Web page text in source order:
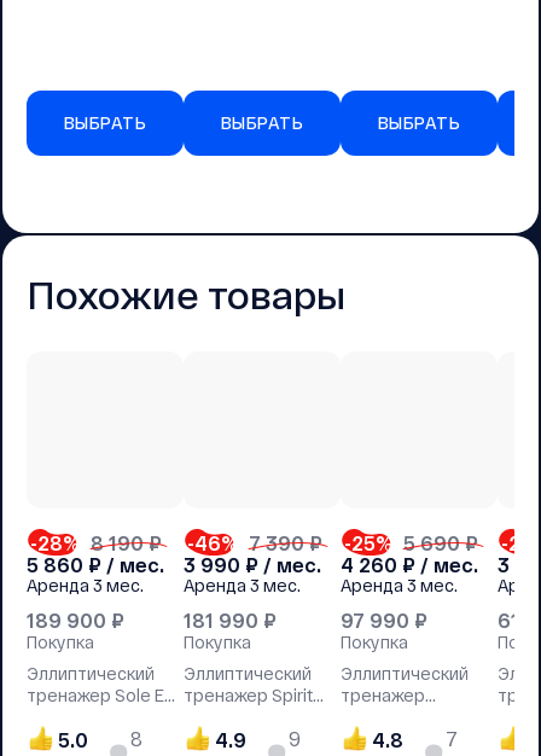
ВЫБРАТЬ ВЫБРАТЬ ВЫБРАТЬ
Похожие товары
-28% 8 190 ₽
5 860 ₽ / мес.
Аренда 3 мес.
189 900 ₽
Покупка
Эллиптический
тренажер Sole E35
5.0
8
-46%
7 390 ₽
3 990 ₽ / мес.
Аренда 3 мес.
181 990 ₽
Покупка
Эллиптический
тренажер Spirit
4.9
9
-25% 5 690 ₽
4 260 ₽ / мес.
Аренда 3 мес.
97 990 ₽
Покупка
Эллиптический
тренажер
4.8
7
-27
3
61